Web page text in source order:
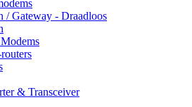
/ Gateway - Draadloos
& Transceiver